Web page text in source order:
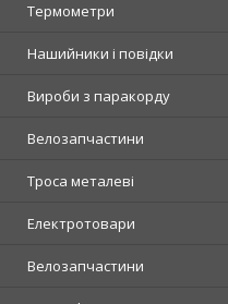
Термометри
Нашийники і повідки
Вироби з паракорду
Велозапчастини
Троса металеві
Електротовари
Велозапчастини